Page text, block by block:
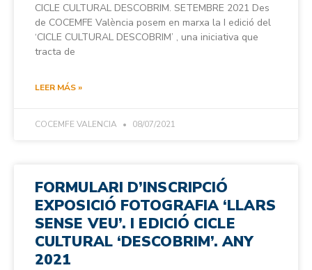
CICLE CULTURAL DESCOBRIM. SETEMBRE 2021 Des
de COCEMFE València posem en marxa la I edició del
‘CICLE CULTURAL DESCOBRIM’ , una iniciativa que
tracta de
LEER MÁS »
COCEMFE VALENCIA 08/07/2021
FORMULARI D’INSCRIPCIÓ
EXPOSICIÓ FOTOGRAFIA ‘LLARS
SENSE VEU’. I EDICIÓ CICLE
CULTURAL ‘DESCOBRIM’. ANY
2021